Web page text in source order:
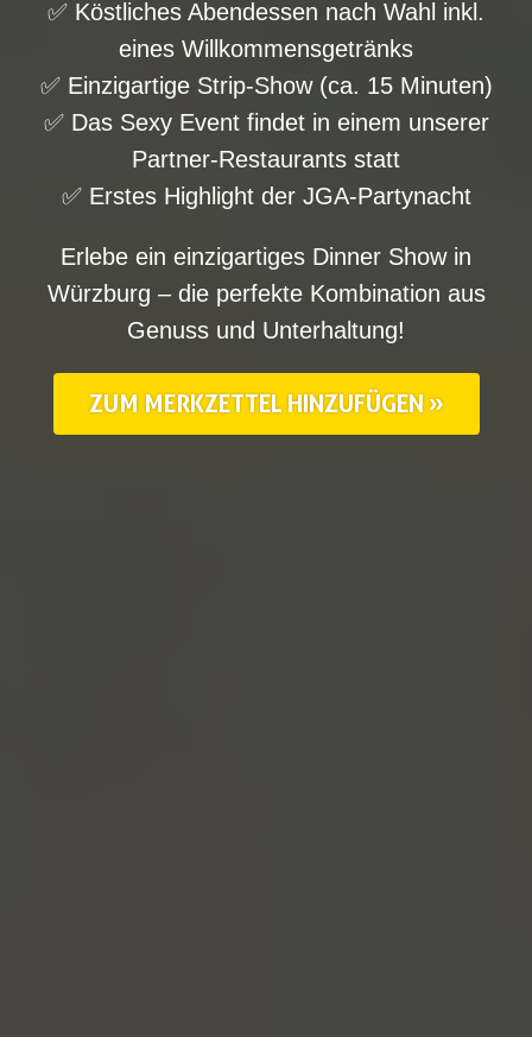
✅ Köstliches Abendessen nach Wahl inkl.
eines Willkommensgetränks
✅ Einzigartige Strip-Show (ca. 15 Minuten)
✅ Das Sexy Event findet in einem unserer
Partner-Restaurants statt
✅ Erstes Highlight der JGA-Partynacht
Erlebe ein einzigartiges Dinner Show in
Würzburg – die perfekte Kombination aus
Genuss und Unterhaltung!
ZUM MERKZETTEL HINZUFÜGEN »